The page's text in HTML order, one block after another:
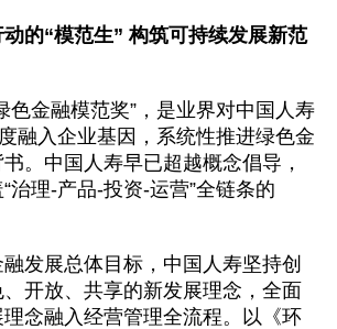
的“模范生” 构筑可持续发展新范
色金融模范奖”，是业界对中国人寿
融入企业基因，系统性推进绿色金
。中国人寿早已超越概念倡导，
治理-产品-投资-运营”全链条的
发展总体目标，中国人寿坚持创
开放、共享的新发展理念，全面
念融入经营管理全流程。以《环